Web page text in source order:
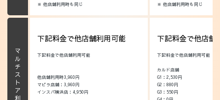
※ 他店舗利用時も同じ ※ 他店舗利用時も同じ
マルチストア利用料
下記料金で他店舗利用可能
下記料金で他店舗利用可能
他店舗利用時3,960円
マピラ店舗：3,960円
インスパ横浜店：4,950円
下記料金で他店舗
下記料金で他店舗利用可能
カルド店舗
G1：2,530円
G2：880円
G3：550円